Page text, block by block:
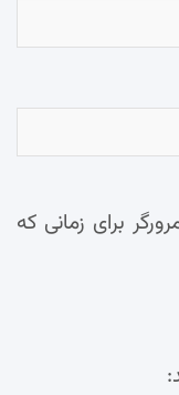
برای زمانی که